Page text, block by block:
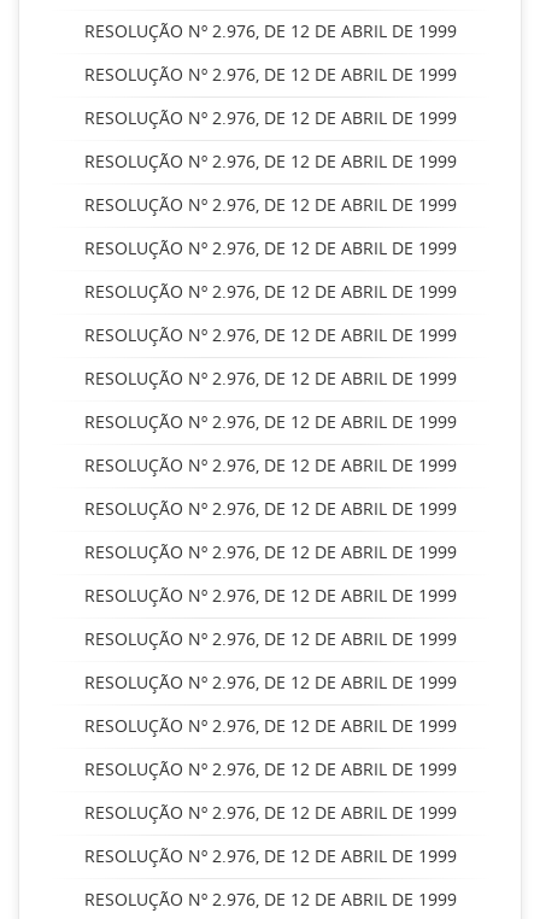
RESOLUÇÃO Nº 2.976, DE 12 DE ABRIL DE 1999
RESOLUÇÃO Nº 2.976, DE 12 DE ABRIL DE 1999
RESOLUÇÃO Nº 2.976, DE 12 DE ABRIL DE 1999
RESOLUÇÃO Nº 2.976, DE 12 DE ABRIL DE 1999
RESOLUÇÃO Nº 2.976, DE 12 DE ABRIL DE 1999
RESOLUÇÃO Nº 2.976, DE 12 DE ABRIL DE 1999
RESOLUÇÃO Nº 2.976, DE 12 DE ABRIL DE 1999
RESOLUÇÃO Nº 2.976, DE 12 DE ABRIL DE 1999
RESOLUÇÃO Nº 2.976, DE 12 DE ABRIL DE 1999
RESOLUÇÃO Nº 2.976, DE 12 DE ABRIL DE 1999
RESOLUÇÃO Nº 2.976, DE 12 DE ABRIL DE 1999
RESOLUÇÃO Nº 2.976, DE 12 DE ABRIL DE 1999
RESOLUÇÃO Nº 2.976, DE 12 DE ABRIL DE 1999
RESOLUÇÃO Nº 2.976, DE 12 DE ABRIL DE 1999
RESOLUÇÃO Nº 2.976, DE 12 DE ABRIL DE 1999
RESOLUÇÃO Nº 2.976, DE 12 DE ABRIL DE 1999
RESOLUÇÃO Nº 2.976, DE 12 DE ABRIL DE 1999
RESOLUÇÃO Nº 2.976, DE 12 DE ABRIL DE 1999
RESOLUÇÃO Nº 2.976, DE 12 DE ABRIL DE 1999
RESOLUÇÃO Nº 2.976, DE 12 DE ABRIL DE 1999
RESOLUÇÃO Nº 2.976, DE 12 DE ABRIL DE 1999